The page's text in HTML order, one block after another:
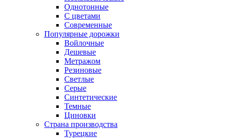
Однотонные
С цветами
Современные
Популярные дорожки
Войлочные
Дешевые
Метражом
Резиновые
Светлые
Серые
Синтетические
Темные
Циновки
Страна производства
Турецкие